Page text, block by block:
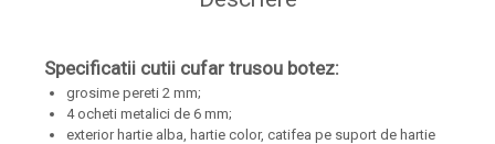
Specificatii cutii cufar trusou botez:
grosime pereti 2 mm;
4 ocheti metalici de 6 mm;
exterior hartie alba, hartie color, catifea pe suport de hartie